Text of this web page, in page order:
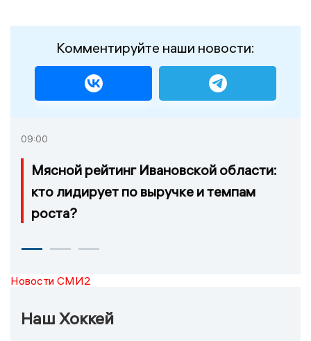
Комментируйте наши новости:
09:00
Мясной рейтинг Ивановской области:
кто лидирует по выручке и темпам
роста?
Новости СМИ2
Наш Хоккей